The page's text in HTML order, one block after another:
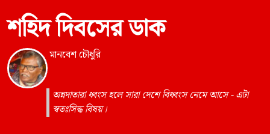
শহিদ দিবসের ডাক
মানবেশ চৌধুরি
অন্নদাতারা ধ্বংস হলে সারা দেশে বিধ্বংস নেমে আসে - এটা
স্বতঃসিদ্ধ বিষয়।